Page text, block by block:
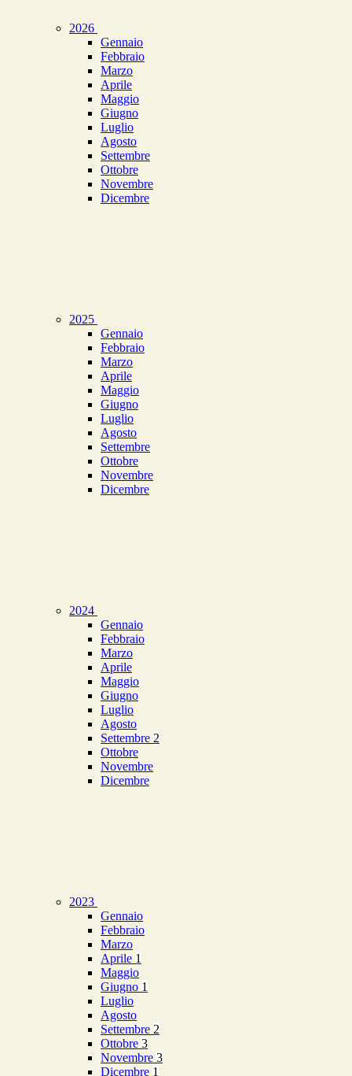
2026
Gennaio
Febbraio
Marzo
Aprile
Maggio
Giugno
Luglio
Agosto
Settembre
Ottobre
Novembre
Dicembre
2025
Gennaio
Febbraio
Marzo
Aprile
Maggio
Giugno
Luglio
Agosto
Settembre
Ottobre
Novembre
Dicembre
2024
Gennaio
Febbraio
Marzo
Aprile
Maggio
Giugno
Luglio
Agosto
Settembre 2
Ottobre
Novembre
Dicembre
2023
Gennaio
Febbraio
Marzo
Aprile 1
Maggio
Giugno 1
Luglio
Agosto
Settembre 2
Ottobre 3
Novembre 3
Dicembre 1